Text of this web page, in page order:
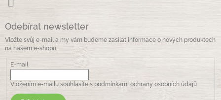
Odebírat newsletter
Vložte svůj e-mail a my vám budeme zasílat informace o nových produktech
na našem e-shopu.
E-mail
Vložením e-mailu souhlasíte s podmínkami ochrany osobních údajů